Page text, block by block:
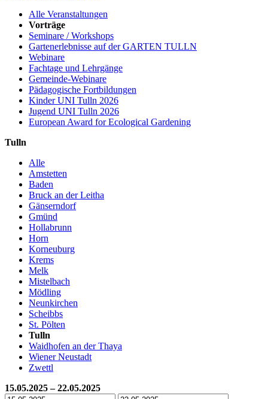
Alle Veranstaltungen
Vorträge
Seminare / Workshops
Gartenerlebnisse auf der GARTEN TULLN
Webinare
Fachtage und Lehrgänge
Gemeinde-Webinare
Pädagogische Fortbildungen
Kinder UNI Tulln 2026
Jugend UNI Tulln 2026
European Award for Ecological Gardening
Tulln
Alle
Amstetten
Baden
Bruck an der Leitha
Gänserndorf
Gmünd
Hollabrunn
Horn
Korneuburg
Krems
Melk
Mistelbach
Mödling
Neunkirchen
Scheibbs
St. Pölten
Tulln
Waidhofen an der Thaya
Wiener Neustadt
Zwettl
15.05.2025 – 22.05.2025